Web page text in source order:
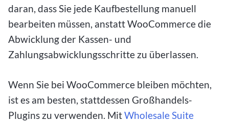
daran, dass Sie jede Kaufbestellung manuell
bearbeiten müssen, anstatt WooCommerce die
Abwicklung der Kassen- und
Zahlungsabwicklungsschritte zu überlassen.
Wenn Sie bei WooCommerce bleiben möchten,
ist es am besten, stattdessen Großhandels-
Plugins zu verwenden. MitWholesale Suite